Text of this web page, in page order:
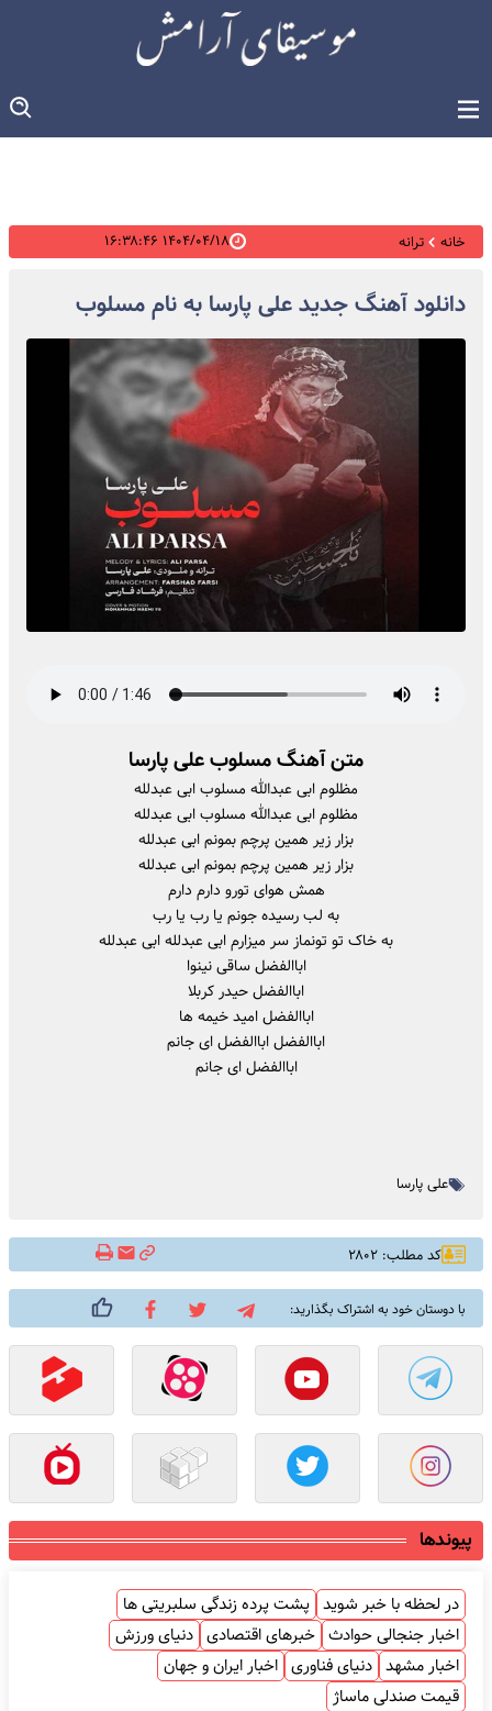
خانه ترانه ۱۴۰۴/۰۴/۱۸ ۱۶:۳۸:۴۶
دانلود آهنگ جدید علی پارسا به نام مسلوب
متن آهنگ مسلوب علی پارسا
مظلوم ابی عبدالله مسلوب ابی عبدلله
مظلوم ابی عبدالله مسلوب ابی عبدلله
بزار زیر همین پرچم بمونم ابی عبدلله
بزار زیر همین پرچم بمونم ابی عبدلله
همش هوای تورو دارم دارم
به لب رسیده جونم یا رب یا رب
به خاک تو تونماز سر میزارم ابی عبدلله ابی عبدلله
اباالفضل ساقی نینوا
اباالفضل حیدر کربلا
اباالفضل امید خیمه ها
اباالفضل اباالفضل ای جانم
اباالفضل ای جانم
علی پارسا
کد مطلب: ۲۸۰۲
با دوستان خود به اشتراک بگذارید:
پیوندها
در لحظه با خبر شوید پشت پرده زندگی سلبریتی ها
اخبار جنجالی حوادث خبرهای اقتصادی دنیای ورزش
اخبار مشهد دنیای فناوری اخبار ایران و جهان
قیمت صندلی ماساژ